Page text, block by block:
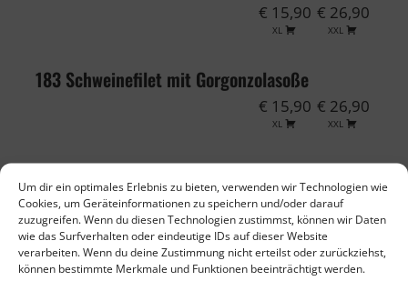
Um dir ein optimales Erlebnis zu bieten, verwenden wir Technologien wie
Cookies, um Geräteinformationen zu speichern und/oder darauf
zuzugreifen. Wenn du diesen Technologien zustimmst, können wir Daten
wie das Surfverhalten oder eindeutige IDs auf dieser Website
verarbeiten. Wenn du deine Zustimmung nicht erteilst oder zurückziehst,
können bestimmte Merkmale und Funktionen beeinträchtigt werden.
€ 15,90
XL
€ 26,90
XXL
183 Schweinefilet mit Gorgonzolasoße
€ 15,90
XL
€ 26,90
XXL
184 Schweinefilet mit Pfefferrahmsoße
€ 15,90
XL
€ 26,90
XXL
190 Lamm Korma